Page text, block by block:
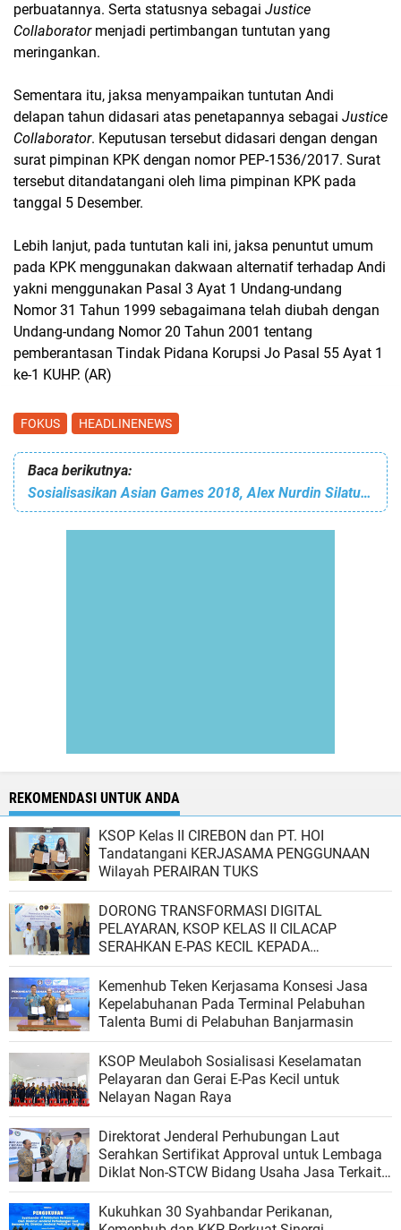
perbuatannya. Serta statusnya sebagai Justice
Collaborator menjadi pertimbangan tuntutan yang
meringankan.
Sementara itu, jaksa menyampaikan tuntutan Andi
delapan tahun didasari atas penetapannya sebagai Justice
Collaborator. Keputusan tersebut didasari dengan dengan
surat pimpinan KPK dengan nomor PEP-1536/2017. Surat
tersebut ditandatangani oleh lima pimpinan KPK pada
tanggal 5 Desember.
Lebih lanjut, pada tuntutan kali ini, jaksa penuntut umum
pada KPK menggunakan dakwaan alternatif terhadap Andi
yakni menggunakan Pasal 3 Ayat 1 Undang-undang
Nomor 31 Tahun 1999 sebagaimana telah diubah dengan
Undang-undang Nomor 20 Tahun 2001 tentang
pemberantasan Tindak Pidana Korupsi Jo Pasal 55 Ayat 1
ke-1 KUHP. (AR)
FOKUS HEADLINENEWS
Baca berikutnya:
Sosialisasikan Asian Games 2018, Alex Nurdin Silaturahmi dengan Keluarga Batak di Palembang
REKOMENDASI UNTUK ANDA
KSOP Kelas II CIREBON dan PT. HOI
Tandatangani KERJASAMA PENGGUNAAN
Wilayah PERAIRAN TUKS
DORONG TRANSFORMASI DIGITAL
PELAYARAN, KSOP KELAS II CILACAP
SERAHKAN E-PAS KECIL KEPADA
MASYARAKAT MARITIM
Kemenhub Teken Kerjasama Konsesi Jasa
Kepelabuhanan Pada Terminal Pelabuhan
Talenta Bumi di Pelabuhan Banjarmasin
KSOP Meulaboh Sosialisasi Keselamatan
Pelayaran dan Gerai E-Pas Kecil untuk
Nelayan Nagan Raya
Direktorat Jenderal Perhubungan Laut
Serahkan Sertifikat Approval untuk Lembaga
Diklat Non-STCW Bidang Usaha Jasa Terkait
Angkutan di Perairan
Kukuhkan 30 Syahbandar Perikanan,